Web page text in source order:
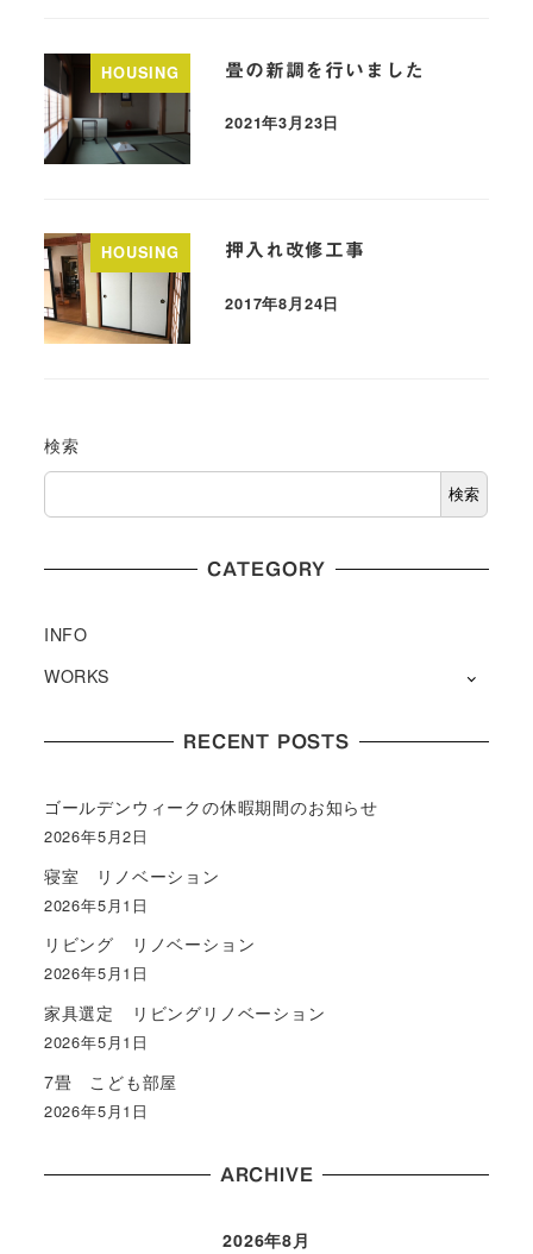
HOUSING 畳の新調を行いました
2021年3月23日
HOUSING 押入れ改修工事
2017年8月24日
検索
検索
CATEGORY
INFO
WORKS
RECENT POSTS
ゴールデンウィークの休暇期間のお知らせ
2026年5月2日
寝室 リノベーション
2026年5月1日
リビング リノベーション
2026年5月1日
家具選定 リビングリノベーション
2026年5月1日
7畳 こども部屋
2026年5月1日
ARCHIVE
2026年8月